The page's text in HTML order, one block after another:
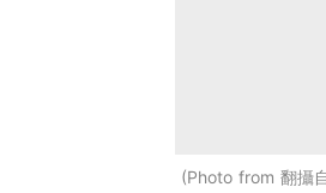
Photo from 翻攝